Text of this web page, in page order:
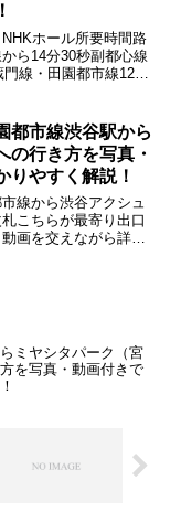
ホール所要時間路
ら14分30秒副都心線
線・田園都市線12分
都市線渋谷駅から
の行き方を写真・
りやすく解説！
線から渋谷アクシュ
こちらが最寄り出口
画を交えながら詳し
ミヤシタパーク（宮
を写真・動画付きで